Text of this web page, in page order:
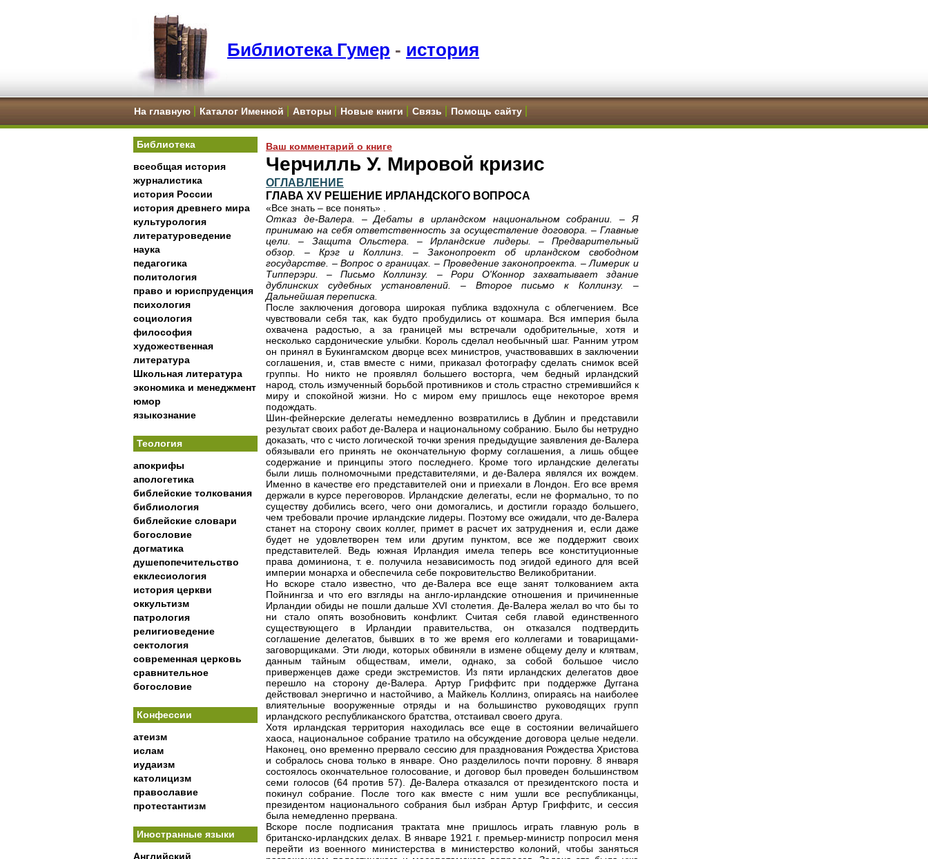
Библиотека Гумер - история
На главную Каталог Именной Авторы Новые книги Связь Помощь сайту
Библиотека
всеобщая история
журналистика
история России
история древнего мира
культурология
литературоведение
наука
педагогика
политология
право и юриспруденция
психология
социология
философия
художественная
литература
Школьная литература
экономика и менеджмент
юмор
языкознание
Теология
апокрифы
апологетика
библейские толкования
библиология
библейские словари
богословие
догматика
душепопечительство
екклесиология
история церкви
оккультизм
патрология
религиоведение
сектология
современная церковь
сравнительное
богословие
Конфессии
атеизм
ислам
иудаизм
католицизм
православие
протестантизм
Иностранные языки
Английский
Ваш комментарий о книге
Черчилль У. Мировой кризис
ОГЛАВЛЕНИЕ
ГЛАВА XV РЕШЕНИЕ ИРЛАНДСКОГО ВОПРОСА
«Все знать – все понять» .
Отказ де-Валера. – Дебаты в ирландском национальном собрании. – Я
принимаю на себя ответственность за осуществление договора. – Главные
цели. – Защита Ольстера. – Ирландские лидеры. – Предварительный
обзор. – Крэг и Коллинз. – Законопроект об ирландском свободном
государстве. – Вопрос о границах. – Проведение законопроекта. – Лимерик и
Типперэри. – Письмо Коллинзу. – Рори О'Коннор захватывает здание
дублинских судебных установлений. – Второе письмо к Коллинзу. –
Дальнейшая переписка.
После заключения договора широкая публика вздохнула с облегчением. Все
чувствовали себя так, как будто пробудились от кошмара. Вся империя была
охвачена радостью, а за границей мы встречали одобрительные, хотя и
несколько сардонические улыбки. Король сделал необычный шаг. Ранним утром
он принял в Букингамском дворце всех министров, участвовавших в заключении
соглашения, и, став вместе с ними, приказал фотографу сделать снимок всей
группы. Но никто не проявлял большего восторга, чем бедный ирландский
народ, столь измученный борьбой противников и столь страстно стремившийся к
миру и спокойной жизни. Но с миром ему пришлось еще некоторое время
подождать.
Шин-фейнерские делегаты немедленно возвратились в Дублин и представили
результат своих работ де-Валера и национальному собранию. Было бы нетрудно
доказать, что с чисто логической точки зрения предыдущие заявления де-Валера
обязывали его принять не окончательную форму соглашения, а лишь общее
содержание и принципы этого последнего. Кроме того ирландские делегаты
были лишь полномочными представителями, и де-Валера являлся их вождем.
Именно в качестве его представителей они и приехали в Лондон. Его все время
держали в курсе переговоров. Ирландские делегаты, если не формально, то по
существу добились всего, чего они домогались, и достигли гораздо большего,
чем требовали прочие ирландские лидеры. Поэтому все ожидали, что де-Валера
станет на сторону своих коллег, примет в расчет их затруднения и, если даже
будет не удовлетворен тем или другим пунктом, все же поддержит своих
представителей. Ведь южная Ирландия имела теперь все конституционные
права доминиона, т. е. получила независимость под эгидой единого для всей
империи монарха и обеспечила себе покровительство Великобритании.
Но вскоре стало известно, что де-Валера все еще занят толкованием акта
Пойнингза и что его взгляды на англо-ирландские отношения и причиненные
Ирландии обиды не пошли дальше XVI столетия. Де-Валера желал во что бы то
ни стало опять возобновить конфликт. Считая себя главой единственного
существующего в Ирландии правительства, он отказался подтвердить
соглашение делегатов, бывших в то же время его коллегами и товарищами-
заговорщиками. Эти люди, которых обвиняли в измене общему делу и клятвам,
данным тайным обществам, имели, однако, за собой большое число
приверженцев даже среди экстремистов. Из пяти ирландских делегатов двое
перешло на сторону де-Валера. Артур Гриффитс при поддержке Дуггана
действовал энергично и настойчиво, а Майкель Коллинз, опираясь на наиболее
влиятельные вооруженные отряды и на большинство руководящих групп
ирландского республиканского братства, отстаивал своего друга.
Хотя ирландская территория находилась все еще в состоянии величайшего
хаоса, национальное собрание тратило на обсуждение договора целые недели.
Наконец, оно временно прервало сессию для празднования Рождества Христова
и собралось снова только в январе. Оно разделилось почти поровну. 8 января
состоялось окончательное голосование, и договор был проведен большинством
семи голосов (64 против 57). Де-Валера отказался от президентского поста и
покинул собрание. После того как вместе с ним ушли все республиканцы,
президентом национального собрания был избран Артур Гриффитс, и сессия
была немедленно прервана.
Вскоре после подписания трактата мне пришлось играть главную роль в
британско-ирландских делах. В январе 1921 г. премьер-министр попросил меня
перейти из военного министерства в министерство колоний, чтобы заняться